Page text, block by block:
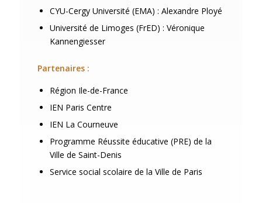
CYU-Cergy Université (EMA) : Alexandre Ployé
Université de Limoges (FrED) : Véronique
Kannengiesser
Partenaires :
Région Ile-de-France
IEN Paris Centre
IEN La Courneuve
Programme Réussite éducative (PRE) de la
Ville de Saint-Denis
Service social scolaire de la Ville de Paris